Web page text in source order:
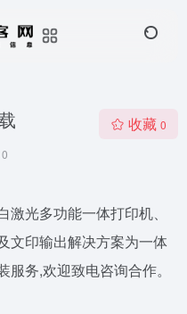
0
收藏 0
光多功能一体打印机、
文印输出解决方案为一体
务,欢迎致电咨询合作。